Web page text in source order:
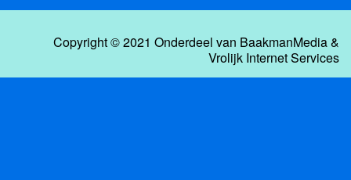
Copyright © 2021 Onderdeel van BaakmanMedia&
Vrolijk Internet Services